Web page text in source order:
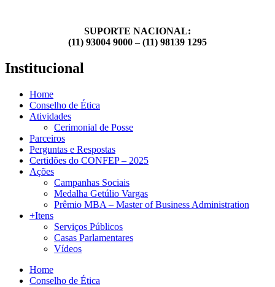
SUPORTE NACIONAL:
(11) 93004 9000 – (11) 98139 1295
Institucional
Home
Conselho de Ética
Atividades
Cerimonial de Posse
Parceiros
Perguntas e Respostas
Certidões do CONFEP – 2025
Ações
Campanhas Sociais
Medalha Getúlio Vargas
Prêmio MBA – Master of Business Administration
+Itens
Serviços Públicos
Casas Parlamentares
Vídeos
Home
Conselho de Ética